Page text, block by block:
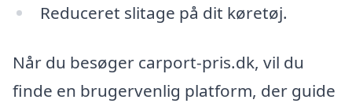
Reduceret slitage på dit køretøj.
Når du besøger carport-pris.dk, vil du
finde en brugervenlig platform, der guide